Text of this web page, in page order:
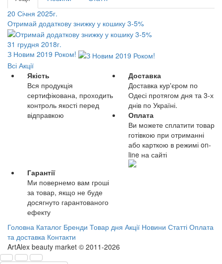
20 Січня 2025г.
Отримай додаткову знижку у кошику 3-5%
31 грудня 2018г.
З Новим 2019 Роком!
Всі Акції
Якість
Вся продукція
сертифікована, проходить
контроль якості перед
відправкою
Доставка
Доставка кур'єром по
Одесі протягом дня та 3-х
днів по Україні.
Оплата
Ви можете сплатити товар
готівкою при отриманні
або карткою в режимі on-
line на сайті
Гарантії
Ми повернемо вам гроші
за товар, якщо не буде
досягнуто гарантованого
ефекту
Головна Каталог Бренди Товар дня Акції Новини Статті Оплата
та доставка Контакти
ArtAlex beauty market © 2011-2026